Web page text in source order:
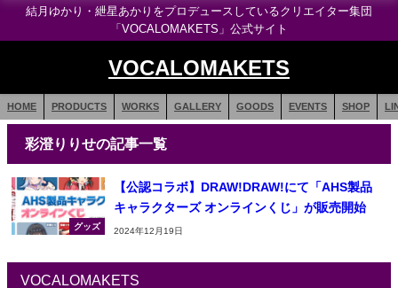
結月ゆかり・紲星あかりをプロデュースしているクリエイター集団
「VOCALOMAKETS」公式サイト
VOCALOMAKETS
HOME PRODUCTS WORKS GALLERY GOODS EVENTS SHOP
彩澄りりせの記事一覧
グッズ
【公認コラボ】DRAW!DRAW!にて「AHS製品
キャラクターズ オンラインくじ」が販売開始
2024年12月19日
VOCALOMAKETS